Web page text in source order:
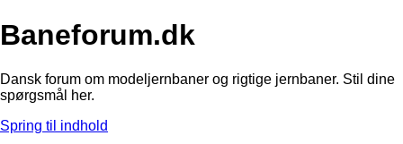
Baneforum.dk
Dansk forum om modeljernbaner og rigtige jernbaner. Stil dine
spørgsmål her.
Spring til indhold